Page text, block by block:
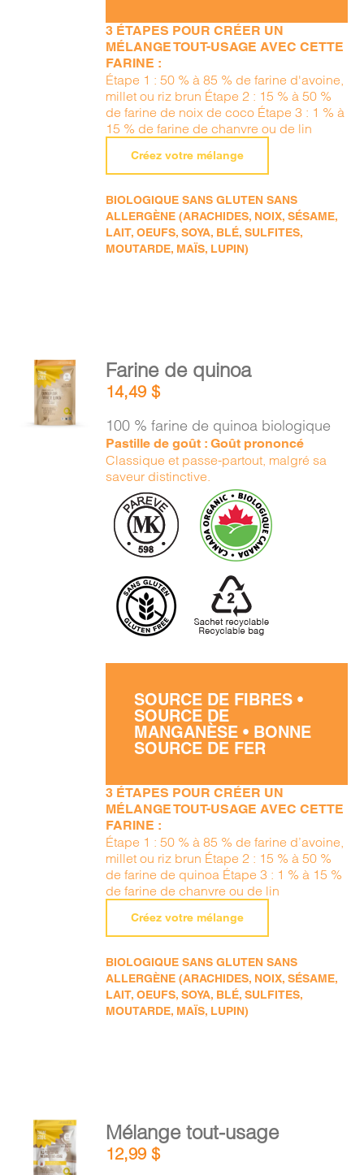
3 ÉTAPES POUR CRÉER UN
MÉLANGE TOUT-USAGE AVEC CETTE
FARINE :
Étape 1 : 50 % à 85 % de farine d'avoine,
millet ou riz brun Étape 2 : 15 % à 50 %
de farine de noix de coco Étape 3 : 1 % à
15 % de farine de chanvre ou de lin
Créez votre mélange
BIOLOGIQUE SANS GLUTEN SANS
ALLERGÈNE (ARACHIDES, NOIX, SÉSAME,
LAIT, OEUFS, SOYA, BLÉ, SULFITES,
MOUTARDE, MAÏS, LUPIN)
AJOUTER
AU
PANIER
DÉTAILS
Farine de quinoa
14,49$
100 % farine de quinoa biologique
Pastille de goût : Goût prononcé
Classique et passe-partout, malgré sa
saveur distinctive.
SOURCE DE FIBRES •
SOURCE DE
MANGANÈSE • BONNE
SOURCE DE FER
3 ÉTAPES POUR CRÉER UN
MÉLANGE TOUT-USAGE AVEC CETTE
FARINE :
Étape 1 : 50 % à 85 % de farine d’avoine,
millet ou riz brun Étape 2 : 15 % à 50 %
de farine de quinoa Étape 3 : 1 % à 15 %
de farine de chanvre ou de lin
Créez votre mélange
BIOLOGIQUE SANS GLUTEN SANS
ALLERGÈNE (ARACHIDES, NOIX, SÉSAME,
LAIT, OEUFS, SOYA, BLÉ, SULFITES,
MOUTARDE, MAÏS, LUPIN)
AJOUTER
AU
PANIER
Mélange tout-usage
12,99$